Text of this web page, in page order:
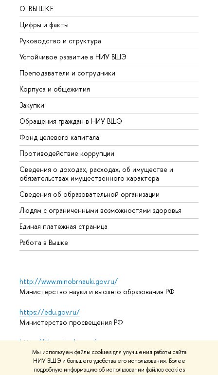
Мы используем файлы cookies для улучшения работы сайта
НИУ ВШЭ и большего удобства его использования. Более
подробную информацию об использовании файлов cookies
О ВЫШКЕ
Цифры и факты
Руководство и структура
Устойчивое развитие в НИУ ВШЭ
Преподаватели и сотрудники
Корпуса и общежития
Закупки
Обращения граждан в НИУ ВШЭ
Фонд целевого капитала
Противодействие коррупции
Сведения о доходах, расходах, об имуществе и
обязательствах имущественного характера
Сведения об образовательной организации
Людям с ограниченными возможностями здоровья
Единая платежная страница
Работа в Вышке
http://www.minobrnauki.gov.ru/
Министерство науки и высшего образования РФ
https://edu.gov.ru/
Министерство просвещения РФ
https://elearning.hse.ru/mooc
Массовые открытые онлайн-курсы